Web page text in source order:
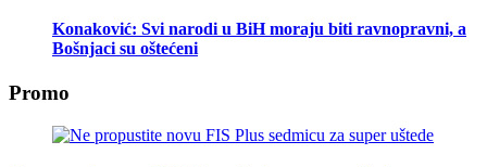
Konaković: Svi narodi u BiH moraju biti ravnopravni, a
Bošnjaci su oštećeni
Promo